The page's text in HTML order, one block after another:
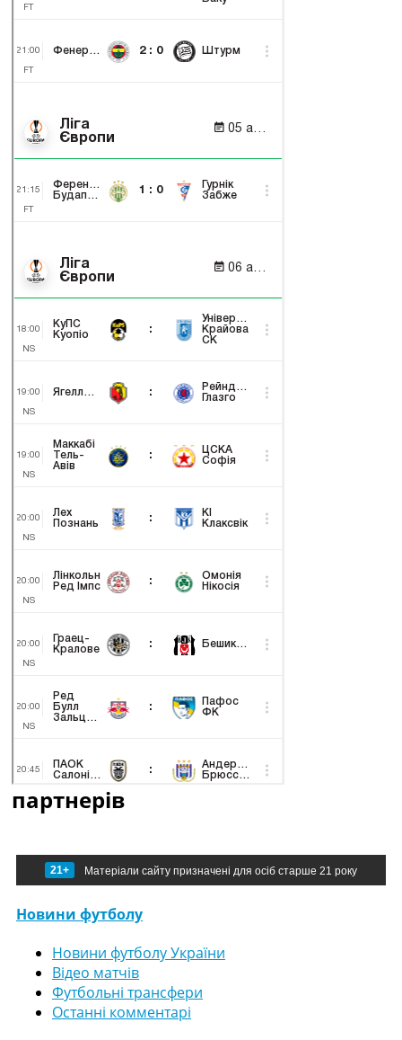
партнерів
21+ Матеріали сайту призначені для осіб старше 21 року
Новини футболу
Новини футболу України
Відео матчів
Футбольні трансфери
Останні комментарі